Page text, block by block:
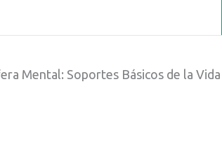
Mental: Soportes Básicos de la Vida